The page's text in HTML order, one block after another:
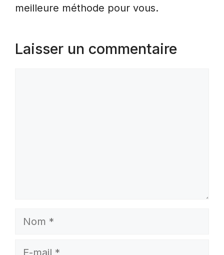
meilleure méthode pour vous.
Laisser un commentaire
Nom
E-